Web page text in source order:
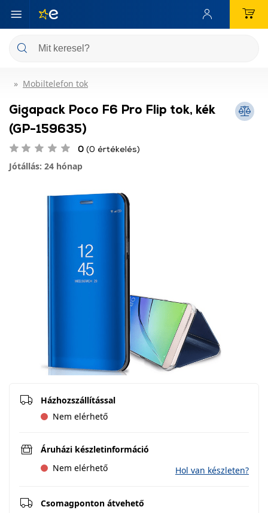
Mobiltelefon tok
Gigapack Poco F6 Pro Flip tok, kék
(GP-159635)
0 (0 értékelés)
Jótállás: 24 hónap
Házhozszállítással
Nem elérhető
Áruházi készletinformáció
Nem elérhető
Hol van készleten?
Csomagponton átvehető